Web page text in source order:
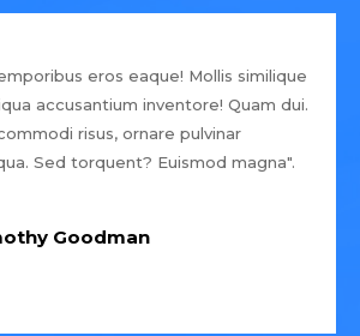
eros eaque! Mollis similique
accusantium inventore! Quam dui.
risus, ornare pulvinar
Sed torquent? Euismod magna".
Goodman